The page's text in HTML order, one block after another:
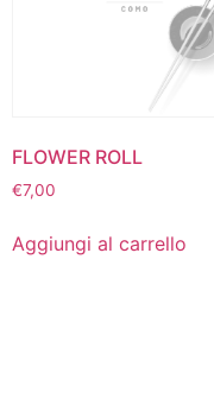
FLOWER ROLL
€7,00
Aggiungi al carrello